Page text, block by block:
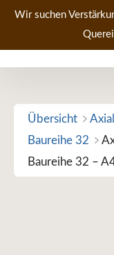
Zum
springen
Wir suchen
Übersicht
Baureihe 32
Baureihe 32 –